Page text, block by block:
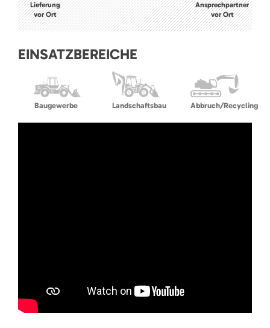
Lieferung
vor Ort
Ansprechpartner
vor Ort
EINSATZBEREICHE
Baugewerbe Landschaftsbau Abbruch/Recycling